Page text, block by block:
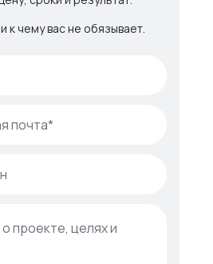
к чему вас не обязывает.